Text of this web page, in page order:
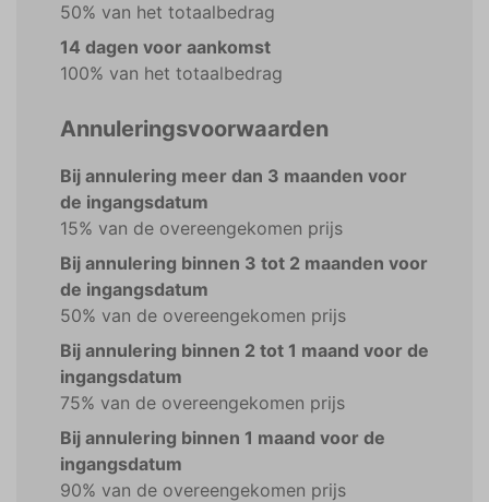
50% van het totaalbedrag
14 dagen voor aankomst
100% van het totaalbedrag
Annuleringsvoorwaarden
Bij annulering meer dan 3 maanden voor
de ingangsdatum
15% van de overeengekomen prijs
Bij annulering binnen 3 tot 2 maanden voor
de ingangsdatum
50% van de overeengekomen prijs
Bij annulering binnen 2 tot 1 maand voor de
ingangsdatum
75% van de overeengekomen prijs
Bij annulering binnen 1 maand voor de
ingangsdatum
90% van de overeengekomen prijs